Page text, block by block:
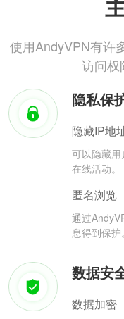
使用AndyVPN有许
访问权
隐私保
隐藏IP地
可以隐藏
在线活动。
匿名浏览
通过
息得到保护。
数据安
数据加密